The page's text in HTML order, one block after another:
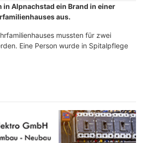
in Alpnachstad ein Brand in einer
aus.
mussten für zwei
Eine Person wurde in Spitalpflege